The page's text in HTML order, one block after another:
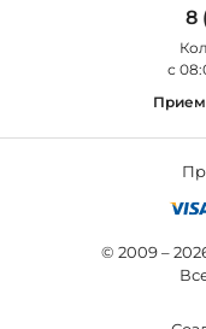
Уличные светильники
8
с
Прием
© 2009 –